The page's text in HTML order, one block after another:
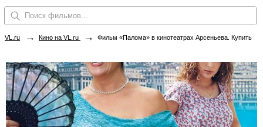
VL.ru → Кино на VL.ru → Фильм «Палома» в кинотеатрах Арсеньева. Купить билеты!